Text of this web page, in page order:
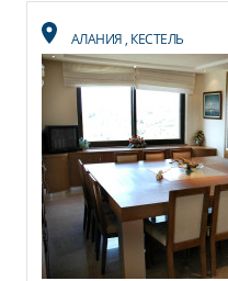
АЛАНИЯ, КЕСТЕЛЬ